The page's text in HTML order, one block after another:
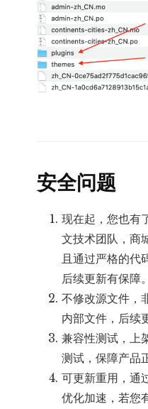
安全问题
现在起，您也
文技术团队，商
且通过严格的代
后续更新有保障。
不修改源文件，
内部文件，后续
兼容性测试，上
测试，保障产品
可更新重用，通
优化加速，若您